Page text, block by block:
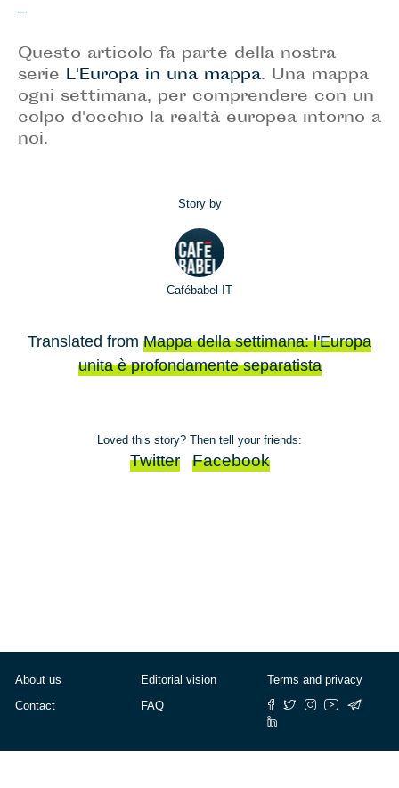
Questo articolo fa parte della nostra
serie L'Europa in una mappa. Una mappa
ogni settimana, per comprendere con un
colpo d'occhio la realtà europea intorno a
noi.
Story by
Cafébabel IT
Translated from Mappa della settimana: l'Europa
unita è profondamente separatista
Loved this story? Then tell your friends:
Twitter Facebook
About us
Contact
Editorial vision
FAQ
Terms and privacy